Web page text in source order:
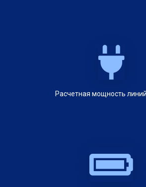
Расчетная мощность